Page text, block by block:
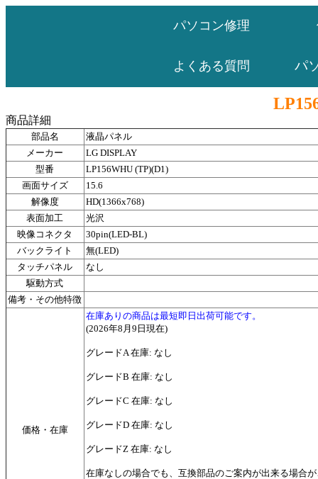
パソコン修理
よくある質問 パ
商品詳細
部品名
液晶パネル
メーカー
LG DISPLAY
型番
LP156WHU (TP)(D1)
画面サイズ
15.6
解像度
HD(1366x768)
表面加工
光沢
映像コネクタ
30pin(LED-BL)
バックライト
無(LED)
タッチパネル
なし
駆動方式
備考・その他特徴
価格・在庫
在庫ありの商品は最短即日出荷可能です。
(2026年8月9日現在)
グレードA 在庫: なし
グレードB 在庫: なし
グレードC 在庫: なし
グレードD 在庫: なし
グレードZ 在庫: なし
在庫なしの場合でも、互換部品のご案内が出来る場合